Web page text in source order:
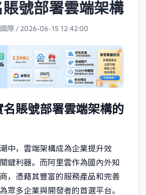
賬號部署雲端架構
際 / 2026-06-15 12:42:00
名賬號部署雲端架構的
中，雲端架構成為企業提升效
鍵利器。而阿里雲作為國內外知
，憑藉其豐富的服務產品和完善
眾多企業與開發者的首選平台。